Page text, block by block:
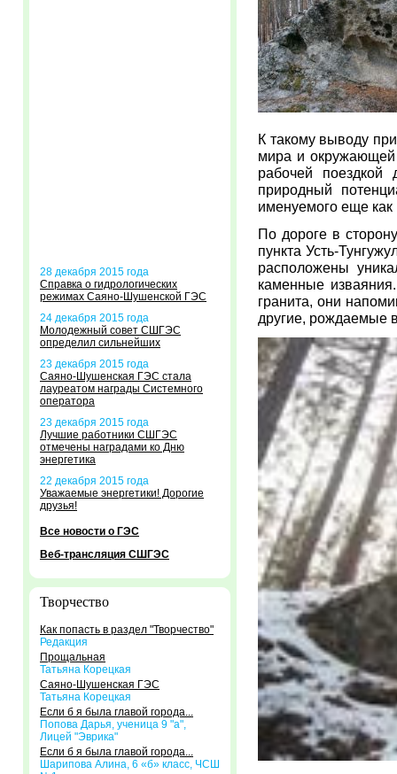
28 декабря 2015 года
Справка о гидрологических
режимах Саяно-Шушенской ГЭС
24 декабря 2015 года
Молодежный совет СШГЭС
определил сильнейших
23 декабря 2015 года
Саяно-Шушенская ГЭС стала
лауреатом награды Системного
оператора
23 декабря 2015 года
Лучшие работники СШГЭС
отмечены наградами ко Дню
энергетика
22 декабря 2015 года
Уважаемые энергетики! Дорогие
друзья!
Все новости о ГЭС
Веб-трансляция СШГЭС
Творчество
Как попасть в раздел "Творчество"
Редакция
Прощальная
Татьяна Корецкая
Саяно-Шушенская ГЭС
Татьяна Корецкая
Если б я была главой города...
Попова Дарья, ученица 9 "а",
Лицей "Эврика"
Если б я была главой города...
Шарипова Алина, 6 «б» класс, ЧСШ
К такому выводу
мира и
рабочей поездкой
природный
именуемого еще
По дороге в
пункта Усть-
расположены
каменные
гранита, они
другие, рождаемые